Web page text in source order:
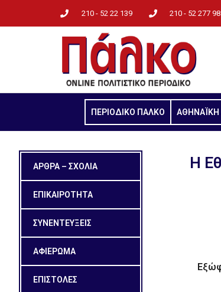
210 - 52 22 139 210 - 52 277 98
ΠΕΡΙΟΔΙΚΟ ΠΑΛΚΟ ΑΘΗΝΑΪΚΗ
ΑΡΘΡΑ – ΣΧΟΛΙΑ
ΕΠΙΚΑΙΡΟΤΗΤΑ
ΣΥΝΕΝΤΕΥΞΕΙΣ
ΑΦΙΕΡΩΜΑ
ΕΠΙΣΤΟΛΕΣ
Η